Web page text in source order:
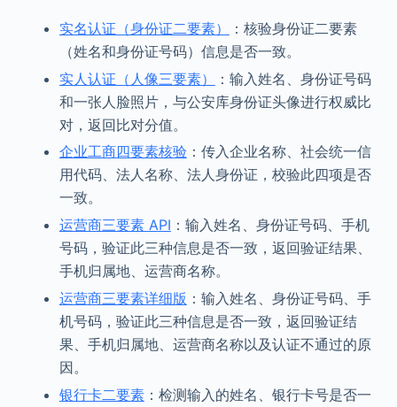
实名认证（身份证二要素）
：核验身份证二要素
（姓名和身份证号码）信息是否一致。
实人认证（人像三要素）
：输入姓名、身份证号码
和一张人脸照片，与公安库身份证头像进行权威比
对，返回比对分值。
企业工商四要素核验：传入企业名称、社会统一信
用代码、法人名称、法人身份证，校验此四项是否
一致。
运营商三要素 API ：输入姓名、身份证号码、手机
号码，验证此三种信息是否一致，返回验证结果、
手机归属地、运营商名称。
运营商三要素详细版 ：输入姓名、身份证号码、手
机号码，验证此三种信息是否一致，返回验证结
果、手机归属地、运营商名称以及认证不通过的原
因。
银行卡二要素：检测输入的姓名、银行卡号是否一